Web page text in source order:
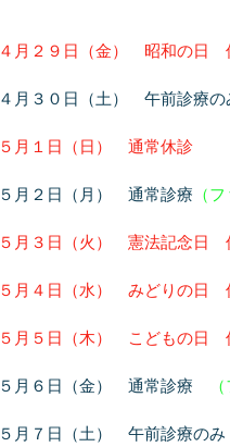
４月２９日（金）　昭和の日　
４月３０日（土）　午前診療の
５月１日（日）　通常休診
５月２日（月）　通常診療 （
５月３日（火）　憲法記念日　
５月４日（水）　みどりの日　
５月５日（木）　こどもの日　
５月６日（金）　通常診療
５月７日（土）　午前診療のみ